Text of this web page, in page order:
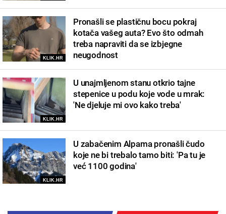
KLIK.HR
Pronašli se plastičnu bocu pokraj
kotača vašeg auta? Evo što odmah
treba napraviti da se izbjegne
neugodnost
KLIK.HR
U unajmljenom stanu otkrio tajne
stepenice u podu koje vode u mrak:
'Ne djeluje mi ovo kako treba'
KLIK.HR
U zabačenim Alpama pronašli čudo
koje ne bi trebalo tamo biti: 'Pa tu je
već 1100 godina'